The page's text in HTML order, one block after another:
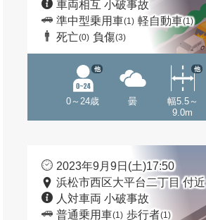
車両相互 小破事故
準中型乗用車(1) 軽自動車(1)
死亡(0) 負傷(3)
0～24歳
他
曇
幅5.5～
9.0m
他
2023年9月9日(土)17:50
浜松市西区大平台二丁目 付近
人対車両 小破事故
普通乗用車(1) 歩行者(1)